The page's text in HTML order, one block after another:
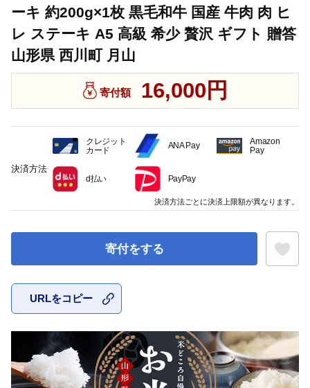
ーキ 約200g×1枚 黒毛和牛 国産 牛肉 肉 ヒ
レ ステーキ A5 高級 希少 贅沢 ギフト 贈答
山形県 西川町 月山
寄付額 16,000円
寄付をする
URLをコピー
決済方法
クレジット
カード
ANA Pay
Amazon
Pay
d払い PayPay
決済方法ごとに決済上限額が異なります。